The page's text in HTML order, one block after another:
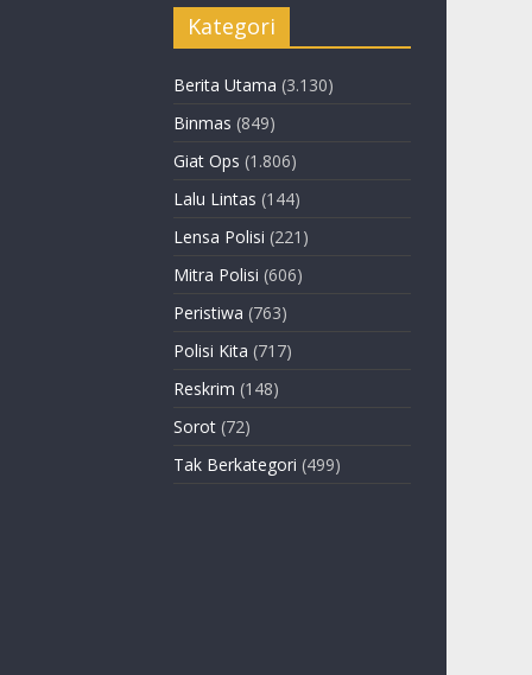
Kategori
Berita Utama (3.130)
Binmas (849)
Giat Ops (1.806)
Lalu Lintas (144)
Lensa Polisi (221)
Mitra Polisi (606)
Peristiwa (763)
Polisi Kita (717)
Reskrim (148)
Sorot (72)
Tak Berkategori (499)